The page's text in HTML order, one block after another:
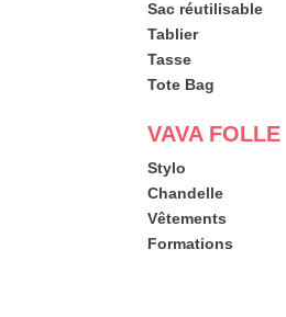
Sac réutilisable
Tablier
Tasse
Tote Bag
VAVA FOLLE
Stylo
Chandelle
Vêtements
Formations